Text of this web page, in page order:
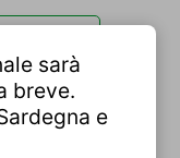
sarà
breve.
e